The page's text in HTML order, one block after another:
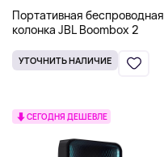
Портативная беспроводная
колонка JBL Boombox 2
УТОЧНИТЬ НАЛИЧИЕ
СЕГОДНЯ ДЕШЕВЛЕ